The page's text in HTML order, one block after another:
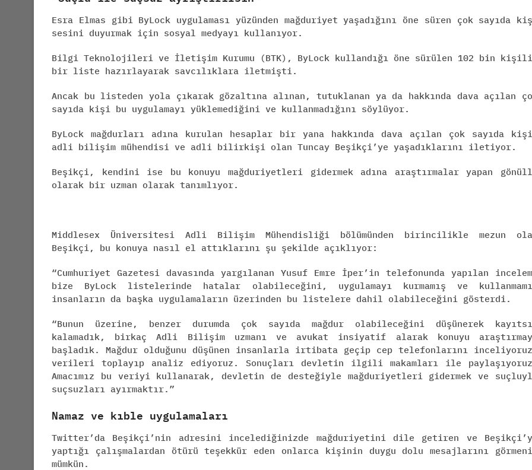
Esra Elmas gibi ByLock uygulaması yüzünden mağduriyet yaşadığını öne süren çok sayıda
sesini duyurmak için sosyal medyayı kullanıyor.
Bilgi Teknolojileri ve İletişim Kurumu (BTK), ByLock kullandığı öne sürülen 102 bin
bir liste hazırlayarak savcılıklara iletmişti.
Ancak bu listeden yola çıkarak gözaltına alınan, tutuklanan ya da hakkında dava açılan
sayıda kişi bu uygulamayı yüklemediğini ve kullanmadığını söylüyor.
ByLock mağdurları adına kurulan hesaplar bir yana hakkında dava açılan çok sayıda
adli bilişim mühendisi ve adli bilirkişi olan Tuncay Beşikçi’ye yaşadıklarını iletiyor.
Beşikçi, kendini ise bu konuyu mağduriyetleri gidermek adına araştırmalar yapan
olarak bir uzman olarak tanımlıyor.
Middlesex Üniversitesi Adli Bilişim Mühendisliği bölümünden birincilikle mezun
Beşikçi, bu konuya nasıl el attıklarını şu şekilde açıklıyor:
“Cumhuriyet Gazetesi davasında yargılanan Yusuf Emre İper’in telefonunda yapılan
bize ByLock listelerinde hatalar olabileceğini, uygulamayı kurmamış ve
insanların da başka uygulamaların üzerinden bu listelere dahil olabileceğini gösterdi.
“Bunun üzerine, benzer durumda çok sayıda mağdur olabileceğini düşünerek
kalamadık, birkaç Adli Bilişim uzmanı ve avukat insiyatif alarak konuyu
başladık. Mağdur olduğunu düşünen insanlarla irtibata geçip cep telefonlarını
verileri toplayıp analiz ediyoruz. Sonuçları devletin ilgili makamları ile
Amacımız bu veriyi kullanarak, devletin de desteğiyle mağduriyetleri gidermek ve
suçsuzları ayırmaktır.”
Namaz ve kıble uygulamaları
Twitter’da Beşikçi’nin adresini incelediğinizde mağduriyetini dile getiren ve
yaptığı çalışmalardan ötürü teşekkür eden onlarca kişinin duygu dolu mesajlarını
mümkün.